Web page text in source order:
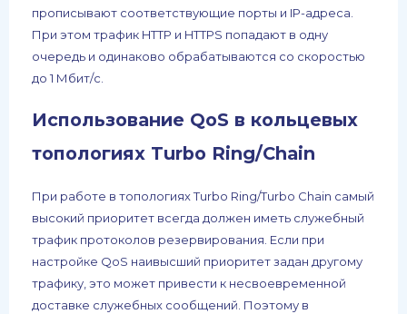
прописывают соответствующие порты и IP-адреса.
При этом трафик HTTP и HTTPS попадают в одну
очередь и одинаково обрабатываются со скоростью
до 1 Мбит/c.
Использование QoS в кольцевых
топологиях Turbo Ring/Chain
При работе в топологиях Turbo Ring/Turbo Chain самый
высокий приоритет всегда должен иметь служебный
трафик протоколов резервирования. Если при
настройке QoS наивысший приоритет задан другому
трафику, это может привести к несвоевременной
доставке служебных сообщений. Поэтому в